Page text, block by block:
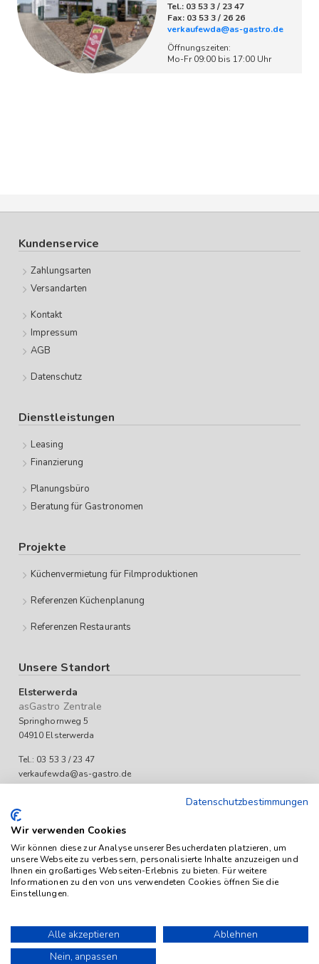
Tel.: 03 53 3 / 23 47
Fax: 03 53 3 / 26 26
verkaufewda@as-gastro.de
Öffnungszeiten:
Mo-Fr 09:00 bis 17:00 Uhr
Kundenservice
Zahlungsarten
Versandarten
Kontakt
Impressum
AGB
Datenschutz
Dienstleistungen
Leasing
Finanzierung
Planungsbüro
Beratung für Gastronomen
Projekte
Küchenvermietung für Filmproduktionen
Referenzen Küchenplanung
Referenzen Restaurants
Unsere Standort
Elsterwerda
asGastro Zentrale
Springhornweg 5
04910 Elsterwerda
Tel.: 03 53 3 / 23 47
verkaufewda@as-gastro.de
Mo-Fr 09:00 bis 17:00 Uhr
Das Angebot von as-Gastro richtet sich ausschließlich an
und verstehen sich netto zzgl. geltender gesetzl. USt.
Datenschutzbestimmungen
Wir verwenden Cookies
Wir können diese zur Analyse unserer Besucherdaten platzieren, um
unsere Webseite zu verbessern, personalisierte Inhalte anzuzeigen und
Ihnen ein großartiges Webseiten-Erlebnis zu bieten. Für weitere
Informationen zu den von uns verwendeten Cookies öffnen Sie die
Einstellungen.
Alle akzeptieren
Ablehnen
Nein, anpassen